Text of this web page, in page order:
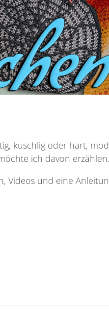
kuschlig oder hart,
ich davon erzählen.
Videos und eine